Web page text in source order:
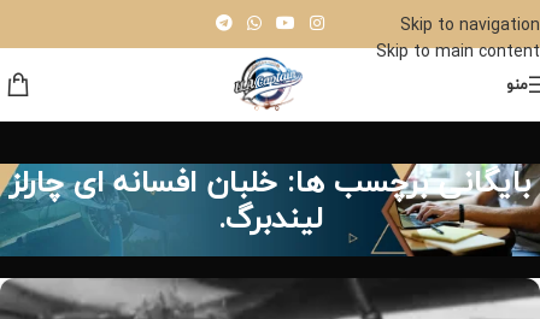
Skip to navigation
Skip to main content
منو
بایگانی برچسب ها: خلبان افسانه ای چارلز
لیندبرگ.